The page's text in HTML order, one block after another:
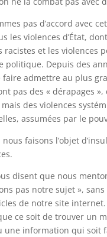
pas d’accord avec
les violences d’État,
racistes et les violences
politique. Depuis des
faire admettre au plus
pas des « dérapages »,
des violences
assumées par le
faisons l’objet
disent que nous
pas notre sujet »,
de notre site
ce soit de trouver un
une information qui soit